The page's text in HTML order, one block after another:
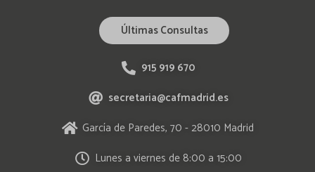
Últimas Consultas
915 919 670
secretaria@cafmadrid.es
García de Paredes, 70 - 28010 Madrid
Lunes a viernes de 8:00 a 15:00